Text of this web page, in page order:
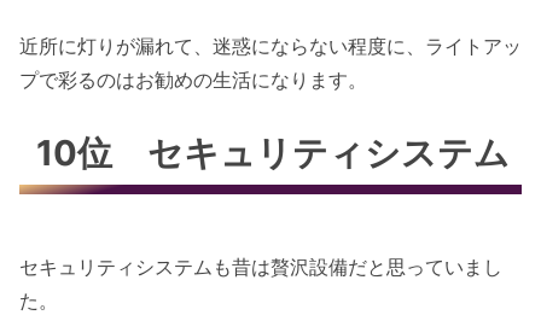
近所に灯りが漏れて、迷惑にならない程度に、ライトアッ
プで彩るのはお勧めの生活になります。
10位 セキュリティシステム
セキュリティシステムも昔は贅沢設備だと思っていまし
た。